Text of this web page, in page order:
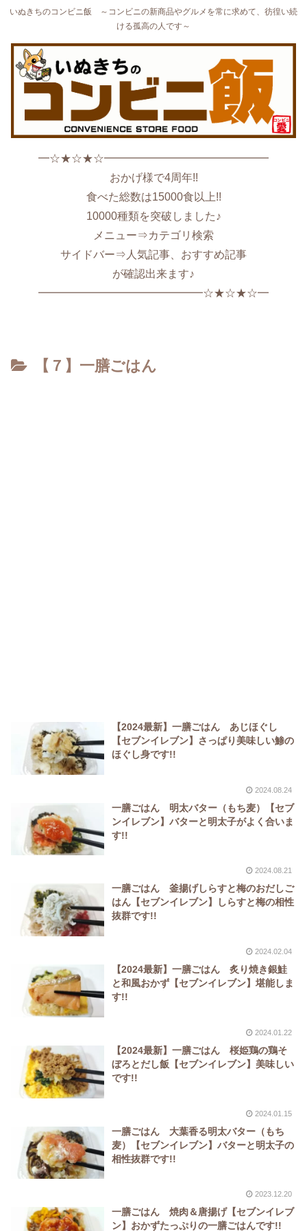
いぬきちのコンビニ飯 ～コンビニの新商品やグルメを常に求めて、彷徨い続
ける孤高の人です～
━☆★☆★☆━━━━━━━━━━━━━━━
おかげ様で4周年!!
食べた総数は15000食以上!!
10000種類を突破しました♪
メニュー⇒カテゴリ検索
サイドバー⇒人気記事、おすすめ記事
が確認出来ます♪
━━━━━━━━━━━━━━━☆★☆★☆━
【７】一膳ごはん
【2024最新】一膳ごはん あじほぐし
【セブンイレブン】さっぱり美味しい鯵の
ほぐし身です!!
2024.08.24
一膳ごはん 明太バター（もち麦）【セブ
ンイレブン】バターと明太子がよく合いま
す!!
2024.08.21
一膳ごはん 釜揚げしらすと梅のおだしご
はん【セブンイレブン】しらすと梅の相性
抜群です!!
2024.02.04
【2024最新】一膳ごはん 炙り焼き銀鮭
と和風おかず【セブンイレブン】堪能しま
す!!
2024.01.22
【2024最新】一膳ごはん 桜姫鶏の鶏そ
ぼろとだし飯【セブンイレブン】美味しい
です!!
2024.01.15
一膳ごはん 大葉香る明太バター（もち
麦）【セブンイレブン】バターと明太子の
相性抜群です!!
2023.12.20
一膳ごはん 焼肉＆唐揚げ【セブンイレブ
ン】おかずたっぷりの一膳ごはんです!!